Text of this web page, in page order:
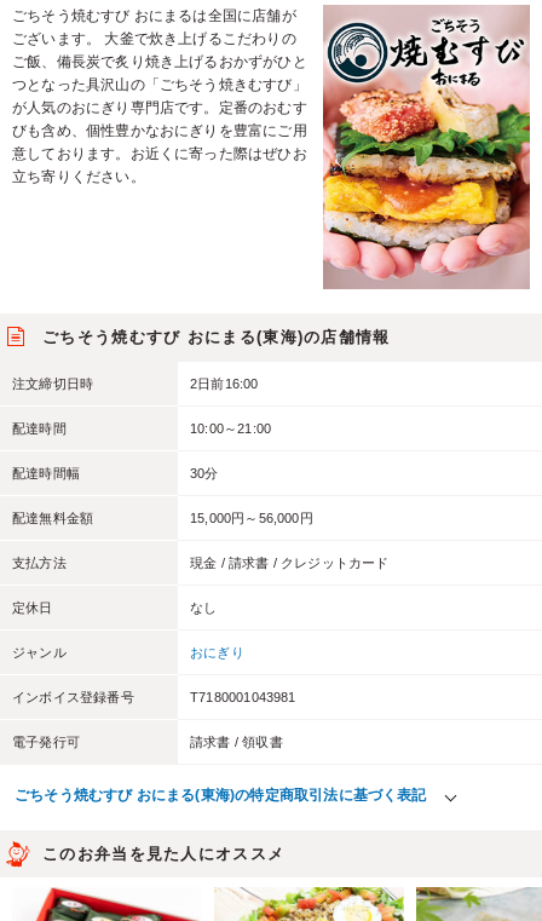
ごちそう焼むすび おにまるは全国に店舗が
ございます。 大釜で炊き上げるこだわりの
ご飯、備長炭で炙り焼き上げるおかずがひと
つとなった具沢山の「ごちそう焼きむすび」
が人気のおにぎり専門店です。定番のおむす
びも含め、個性豊かなおにぎりを豊富にご用
意しております。お近くに寄った際はぜひお
立ち寄りください。
ごちそう焼むすび おにまる(東海)の店舗情報
注文締切日時 2日前16:00
配達時間 10:00～21:00
配達時間幅 30分
配達無料金額 15,000円～56,000円
支払方法 現金 / 請求書 / クレジットカード
定休日 なし
ジャンル おにぎり
インボイス登録番号 T7180001043981
電子発行可 請求書 / 領収書
ごちそう焼むすび おにまる(東海)の特定商取引法に基づく表記
このお弁当を見た人にオススメ